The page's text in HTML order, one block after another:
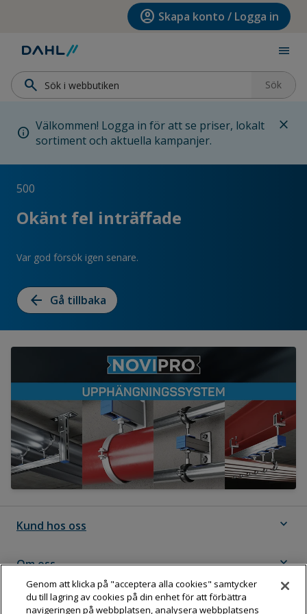
Hoppa till huvudinnehållet account_circle Skapa konto / Logga in
menu
search Sök
info Välkommen! Logga in för att se priser, lokalt
sortiment och aktuella kampanjer.
close
500
Okänt fel inträffade
Var god försök igen senare.
arrow_back Gå tillbaka
Kund hos oss expand_more
Om oss expand_more
Följ Dahl
Genom att klicka på "acceptera alla cookies" samtycker
du till lagring av cookies på din enhet för att förbättra
navigeringen på webbplatsen, analysera webbplatsens